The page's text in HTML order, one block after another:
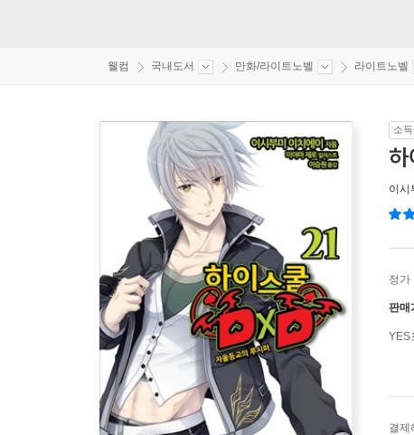
웰컴 국내도서 만화/라이트노벨 라이트노벨
소
이시
정가
판매
YES
결제